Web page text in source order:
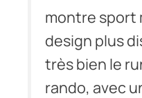
montre sport
design plus
très bien le
rando, avec